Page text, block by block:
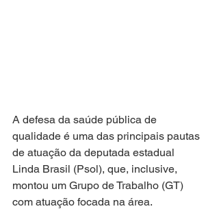
A defesa da saúde pública de
qualidade é uma das principais pautas
de atuação da deputada estadual
Linda Brasil (Psol), que, inclusive,
montou um Grupo de Trabalho (GT)
com atuação focada na área.